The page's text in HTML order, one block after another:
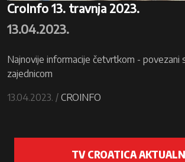
CroInfo 13. travnja 2023.
13.04.2023.
Najnovije informacije četvrtkom - povezani
zajednicom
13.04.2023. / CROINFO
TV CROATICA